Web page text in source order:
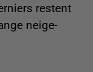
restent
neige-